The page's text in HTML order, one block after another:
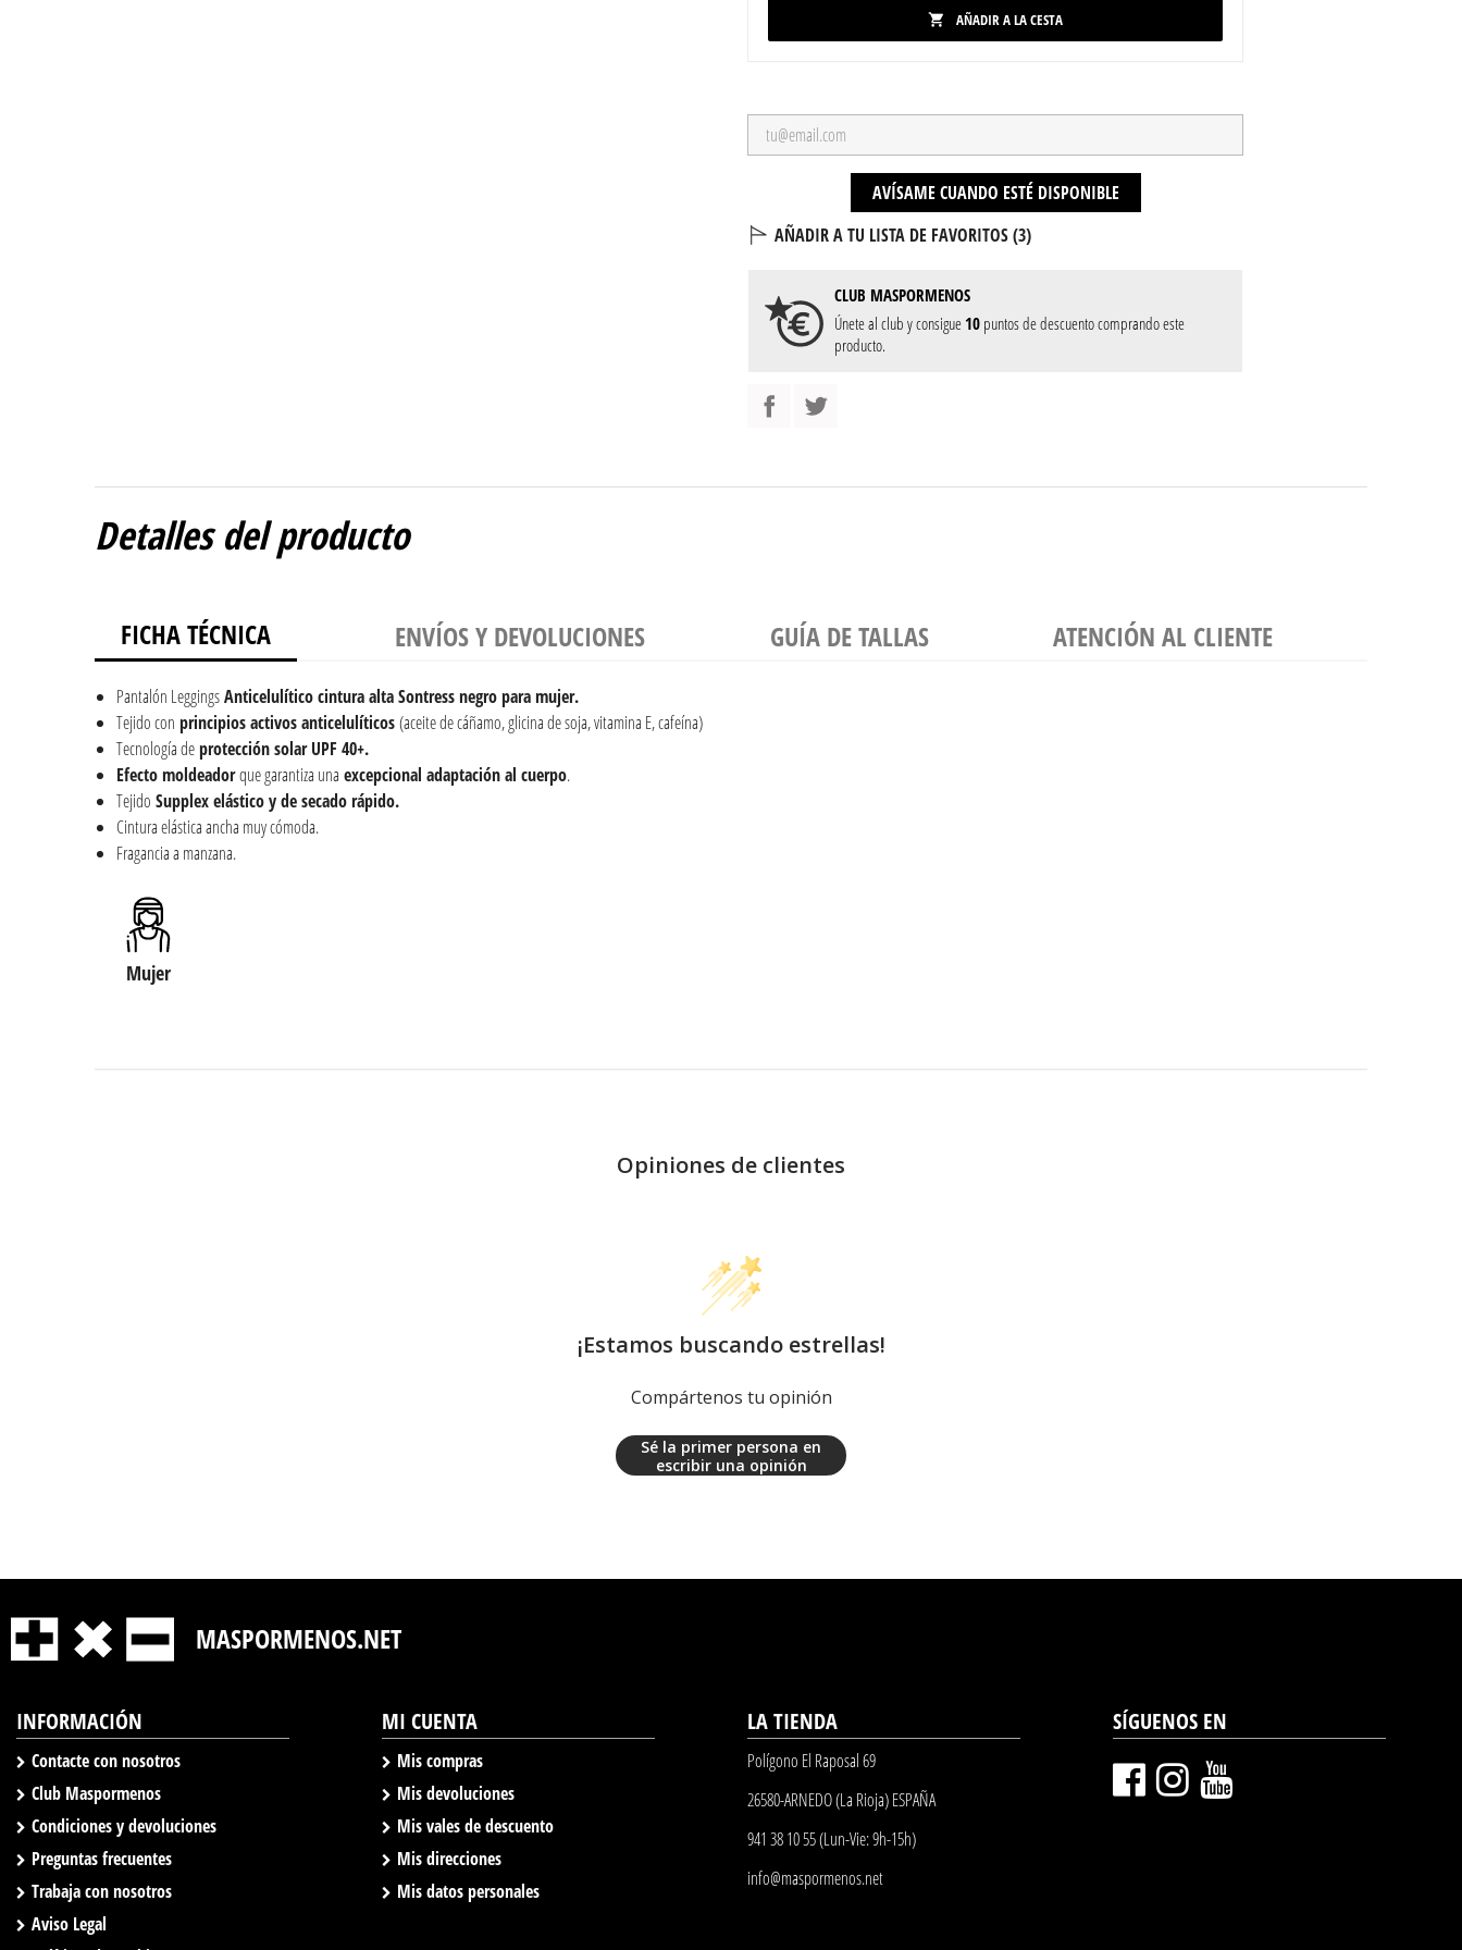
 AÑADIR A LA CESTA
AVÍSAME CUANDO ESTÉ DISPONIBLE
AÑADIR A TU LISTA DE FAVORITOS (3)
CLUB MASPORMENOS
Únete al club y consigue 10puntos de descuento comprando este
producto.
Detalles del producto
FICHA TÉCNICA ENVÍOS Y DEVOLUCIONES GUÍA DE TALLAS ATENCIÓN AL CLIENTE
Pantalón LeggingsAnticelulítico cintura alta Sontress negro para mujer.
Tejido con principios activos anticelulíticos(aceite de cáñamo, glicina de soja, vitamina E, cafeína)
Tecnología deprotección solar UPF 40+.
Efecto moldeadorque garantiza una excepcional adaptación al cuerpo.
Tejido Supplex elástico y de secado rápido.
Cintura elástica ancha muy cómoda.
Fragancia a manzana.
Mujer
Opiniones de clientes
¡Estamos buscando estrellas!
Compártenos tu opinión
Sé la primer persona en
escribir una opinión
MASPORMENOS.NET
INFORMACIÓN
Contacte con nosotros
Club Maspormenos
Condiciones y devoluciones
Preguntas frecuentes
Trabaja con nosotros
Aviso Legal
MI CUENTA
Mis compras
Mis devoluciones
Mis vales de descuento
Mis direcciones
Mis datos personales
LA TIENDA
Polígono El Raposal 69
26580-ARNEDO (La Rioja) ESPAÑA
941 38 10 55 (Lun-Vie: 9h-15h)
info@maspormenos.net
SÍGUENOS EN